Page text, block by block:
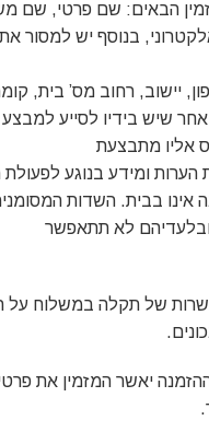
הבאים: שם פרטי, שם
בנוסף יש למסור
יישוב, רחוב מס’ בית,
שיש בידיו לסייע
אליו מתבצעת
ומידע בנוגע לפעולת
אינו בבית. השדות
לא תתאפשר
של תקלה במשלוח על
יאשר המזמין את